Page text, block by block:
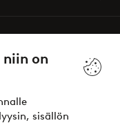
niin on
sisällön